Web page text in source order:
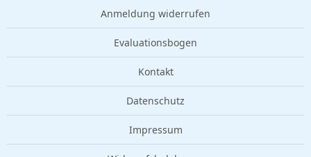
Anmeldung widerrufen
Evaluationsbogen
Kontakt
Datenschutz
Impressum